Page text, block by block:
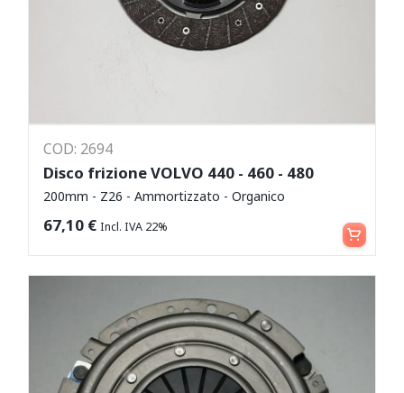
COD: 2694
Disco frizione VOLVO 440 - 460 - 480
200mm - Z26 - Ammortizzato - Organico
67,10 € Incl. IVA 22% Aggiungi al carrello